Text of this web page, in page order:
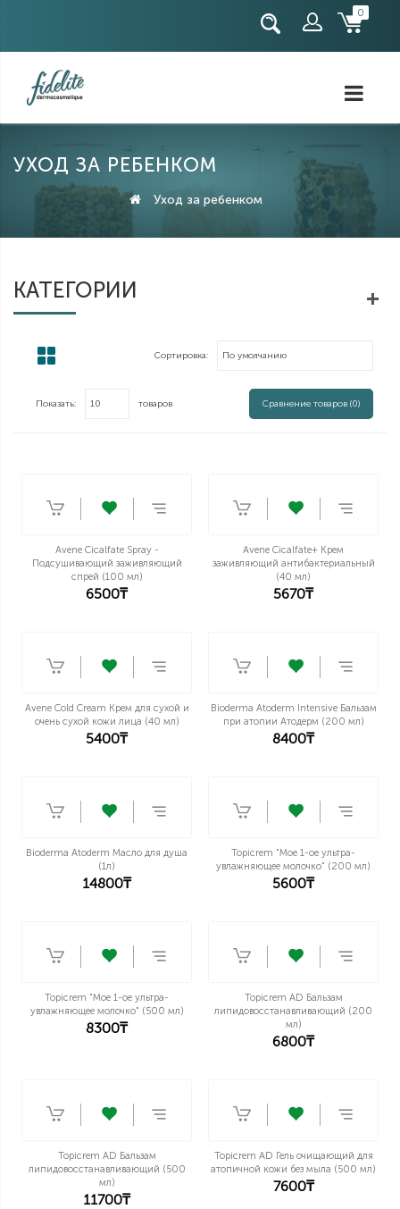
0
УХОД ЗА РЕБЕНКОМ
Уход за ребенком
КАТЕГОРИИ
Сортировка:
Показать: товаров Сравнение товаров (0)
Avene Cicalfate Spray -
Подсушивающий заживляющий
спрей (100 мл)
6500₸
Avene Cicalfate+ Крем
заживляющий антибактериальный
(40 мл)
5670₸
Avene Cold Cream Крем для сухой и
очень сухой кожи лица (40 мл)
5400₸
Bioderma Atoderm Intensive Бальзам
при атопии Атодерм (200 мл)
8400₸
Bioderma Atoderm Масло для душа
(1л)
14800₸
Topicrem "Мое 1-ое ультра-
увлажняющее молочко" (200 мл)
5600₸
Topicrem "Мое 1-ое ультра-
увлажняющее молочко" (500 мл)
8300₸
Topicrem AD Бальзам
липидовосстанавливающий (200
мл)
6800₸
Topicrem AD Бальзам
липидовосстанавливающий (500
мл)
11700₸
Topicrem AD Гель очищающий для
атопичной кожи без мыла (500 мл)
7600₸